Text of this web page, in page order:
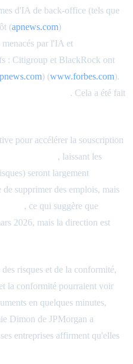
d'IA de back-office (tels que
(apnews.com)
menacés par l'IA et
: Citigroup et BlackRock ont
) (www.forbes.com).
. Cela a été fait
pour accélérer la souscription
, laissant les
seront largement
supprimer des emplois, mais
, ce qui suggère que
2026, mais la direction est
risques et de la conformité,
la conformité pourraient voir
en quelques minutes,
Dimon de JPMorgan a
entreprises affirment qu'elles